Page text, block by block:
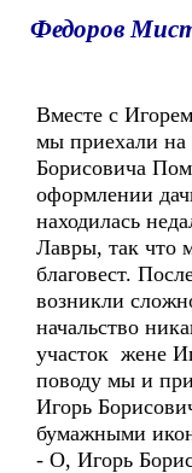
Федоров
Вместе с
мы приехали на
Борисовича
оформлении
находилась
Лавры, так что
благовест.
возникли
начальство
участок жене
поводу мы и
Игорь
бумажными
- О, Игорь